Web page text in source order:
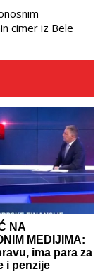
cimer iz Bele
NA
MEDIJIMA:
ima para za
i penzije